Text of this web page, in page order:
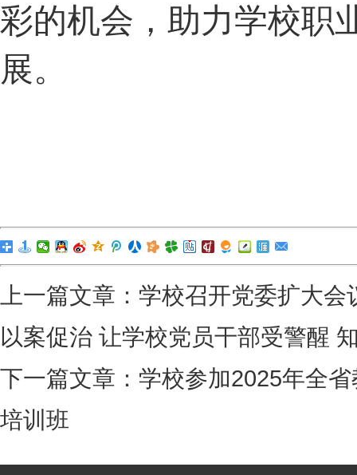
彩的机会，助力学校职
展。
上一篇文章： 学校召开党委扩大会
以案促治 让学校党员干部受警醒
下一篇文章： 学校参加2025年全
培训班